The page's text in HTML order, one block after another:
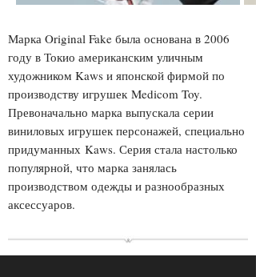
Марка Original Fake была основана в 2006
году в Токио американским уличным
художником Kaws и японской фирмой по
производству игрушек Medicom Toy .
Превоначально марка выпускала серии
виниловых игрушек персонажей, специально
придуманных Kaws. Серия стала настолько
популярной, что марка занялась
производством одежды и разнообразных
аксессуаров.